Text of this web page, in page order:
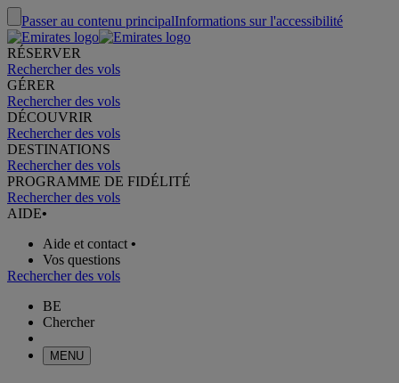
Passer au contenu principalInformations sur l'accessibilité
RÉSERVER
Rechercher des vols
GÉRER
Rechercher des vols
DÉCOUVRIR
Rechercher des vols
DESTINATIONS
Rechercher des vols
PROGRAMME DE FIDÉLITÉ
Rechercher des vols
AIDE•
Aide et contact •
Vos questions
Rechercher des vols
BE
Chercher
MENU